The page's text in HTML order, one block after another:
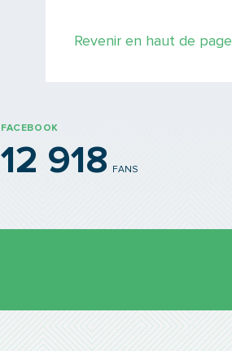
Revenir en haut de page
FACEBOOK
12 918 FANS